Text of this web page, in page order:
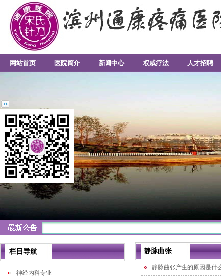
网站首页 医院简介 新闻中心 权威疗法 人才招聘
栏目导航
神经内科专业
静脉曲张
静脉曲张产生的原因是什